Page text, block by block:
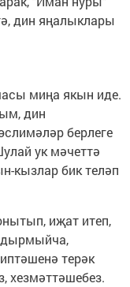
дин яңалыклары
миңа якын иде.
дин
берлеге
ук мәчеттә
кызлар бик теләп
иҗат итеп,
терәк
хезмәттәшебез.